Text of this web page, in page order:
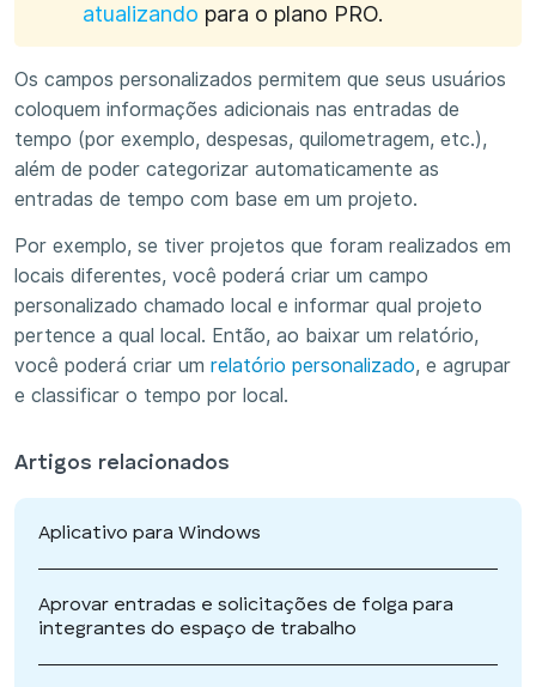
atualizando para o plano PRO.
Os campos personalizados permitem que seus usuários
coloquem informações adicionais nas entradas de
tempo (por exemplo, despesas, quilometragem, etc.),
além de poder categorizar automaticamente as
entradas de tempo com base em um projeto.
Por exemplo, se tiver projetos que foram realizados em
locais diferentes, você poderá criar um campo
personalizado chamado local e informar qual projeto
pertence a qual local. Então, ao baixar um relatório,
você poderá criar um relatório personalizado, e agrupar
e classificar o tempo por local.
Artigos relacionados
Aplicativo para Windows
Aprovar entradas e solicitações de folga para
integrantes do espaço de trabalho